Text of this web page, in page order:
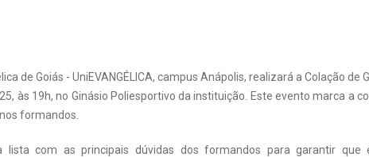
de Goiás - UniEVANGÉLICA, campus Anápolis, realizará a Colação de
às 19h, no Ginásio Poliesportivo da instituição. Este evento marca a
formandos.
lista com as principais dúvidas dos formandos para garantir que